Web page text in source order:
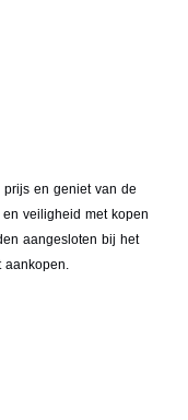
en geniet van de
veiligheid met kopen
aangesloten bij het
aankopen.